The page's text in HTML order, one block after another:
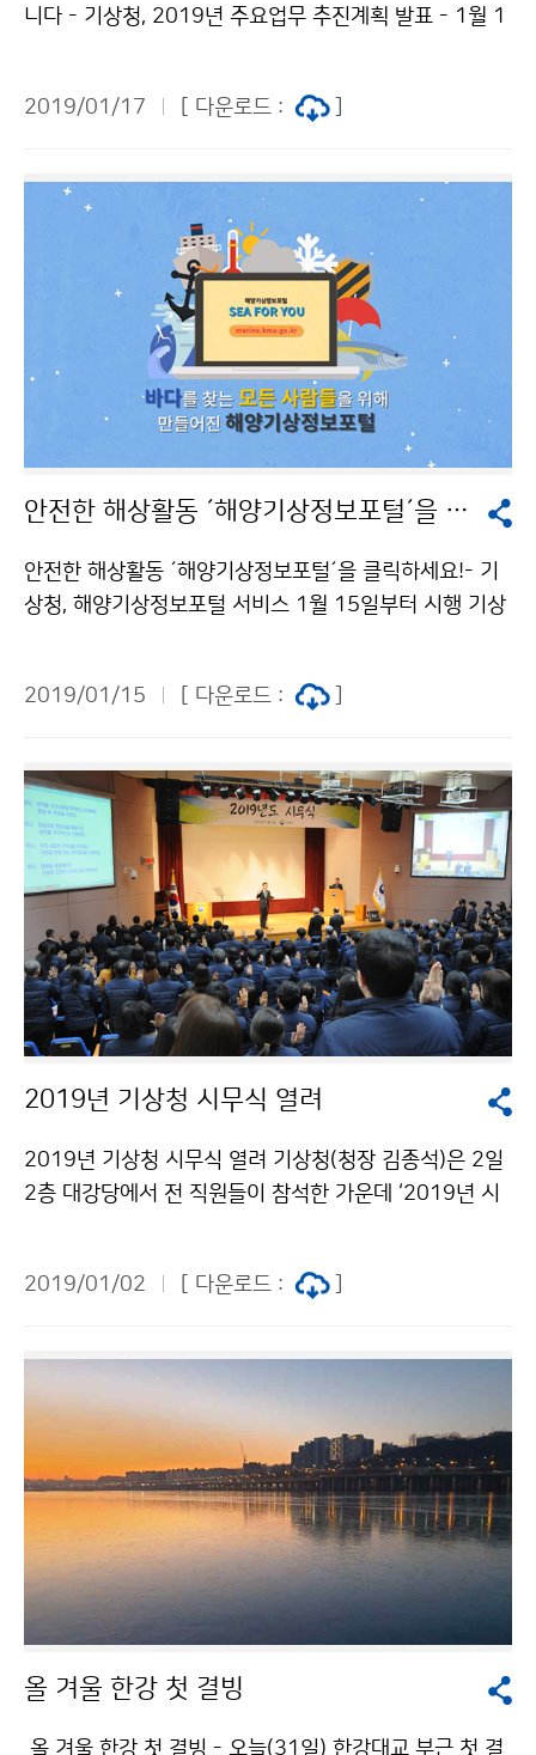
니다 - 기상청, 2019년 주요업무 추진계획 발표 - 1월 1
론브리핑을 통해 주요업무 추진계획을 발표했습니다.
2019/01/17 [ 다운로드 :
안전한 해상활동 ´해양기상정보포털´을 클릭하세요!
안전한 해상활동 ´해양기상정보포털´을 클릭하세요!- 기
상청, 해양기상정보포털 서비스 1월 15일부터 시행 기상
해양기상정보를 한 곳에서 볼 수 있는 ‘해양기상정보포털
합니다.
2019/01/15 [ 다운로드 :
2019년 기상청 시무식 열려
2019년 기상청 시무식 열려 기상청(청장 김종석)은 2일
2층 대강당에서 전 직원들이 참석한 가운데 ‘2019년 시
道: 어려움을 이기고 새 길을 뚫겠다)의 자세로 국민들로
것이라고 밝혔습니다.
2019/01/02 [ 다운로드 :
올 겨울 한강 첫 결빙
올 겨울 한강 첫 결빙 - 오늘(31일) 한강대교 부근 첫 결